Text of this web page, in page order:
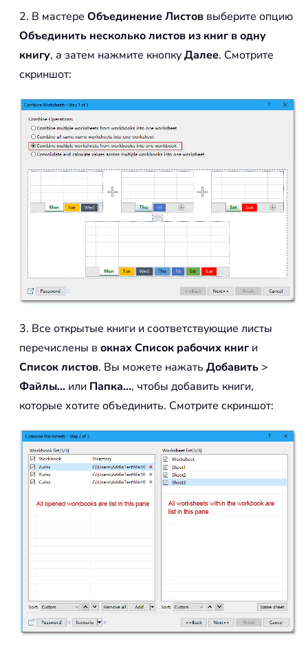
2. В мастере Объединение Листов выберите опцию
Объединить несколько листов из книг в одну
книгу, а затем нажмите кнопкуДалее. Смотрите
скриншот:
3. Все открытые книги и соответствующие листы
перечислены в окнах Список рабочих книг и
Список листов. Вы можете нажать Добавить >
Файлы… или Папка…, чтобы добавить книги,
которые хотите объединить. Смотрите скриншот: